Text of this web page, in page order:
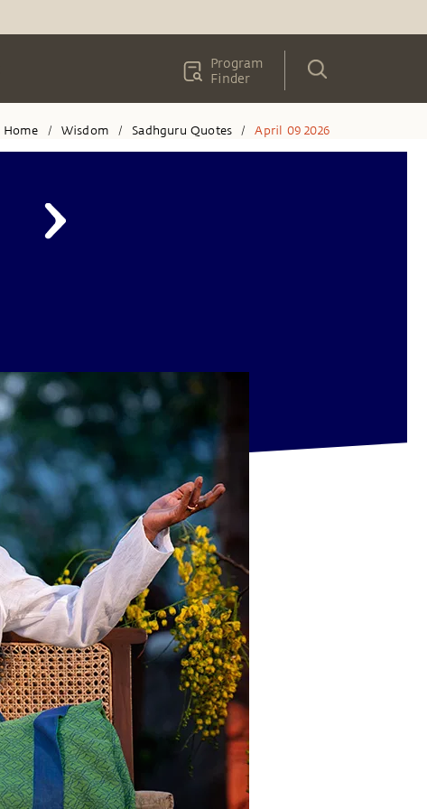
Program
Finder
Home / Wisdom / Sadhguru Quotes / April 09 2026